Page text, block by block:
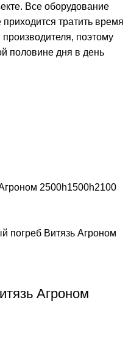
Все оборудование
тратить время
поэтому
половине дня в день
погреб Витязь Агроном
Агроном